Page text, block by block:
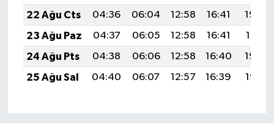
22 Ağu Cts
04:36 06:04 12:58 16:41
19:42
23 Ağu Paz
04:37 06:05 12:58 16:41
19:41
24 Ağu Pts
04:38 06:06 12:58 16:40
19:39
25 Ağu Sal
04:40 06:07 12:57 16:39 19:38